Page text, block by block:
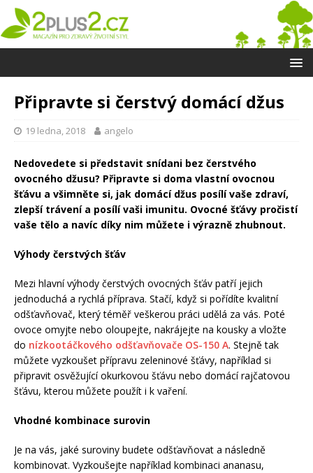
Připravte si čerstvý domácí džus
19 ledna, 2018 angelo
Nedovedete si představit snídani bez čerstvého
ovocného džusu? Připravte si doma vlastní ovocnou
šťávu a všimněte si, jak domácí džus posílí vaše zdraví,
zlepší trávení a posílí vaši imunitu. Ovocné šťávy pročistí
vaše tělo a navíc díky nim můžete i výrazně zhubnout.
Výhody čerstvých šťáv
Mezi hlavní výhody čerstvých ovocných šťáv patří jejich
jednoduchá a rychlá příprava. Stačí, když si pořídíte kvalitní
odšťavňovač, který téměř veškerou práci udělá za vás. Poté
ovoce omyjte nebo oloupejte, nakrájejte na kousky a vložte
do nízkootáčkového odšťavňovače OS-150 A. Stejně tak
můžete vyzkoušet přípravu zeleninové šťávy, například si
připravit osvěžující okurkovou šťávu nebo domácí rajčatovou
šťávu, kterou můžete použít i k vaření.
Vhodné kombinace surovin
Je na vás, jaké suroviny budete odšťavňovat a následně
kombinovat. Vyzkoušejte například kombinaci ananasu,